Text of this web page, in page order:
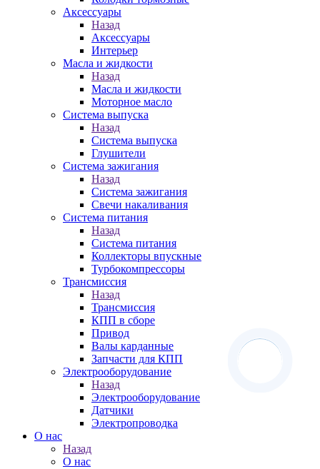
Аксессуары
Назад
Аксессуары
Интерьер
Масла и жидкости
Назад
Масла и жидкости
Моторное масло
Система выпуска
Назад
Система выпуска
Глушители
Система зажигания
Назад
Система зажигания
Свечи накаливания
Система питания
Назад
Система питания
Коллекторы впускные
Турбокомпрессоры
Трансмиссия
Назад
Трансмиссия
КПП в сборе
Привод
Валы карданные
Запчасти для КПП
Электрооборудование
Назад
Электрооборудование
Датчики
Электропроводка
О нас
Назад
О нас